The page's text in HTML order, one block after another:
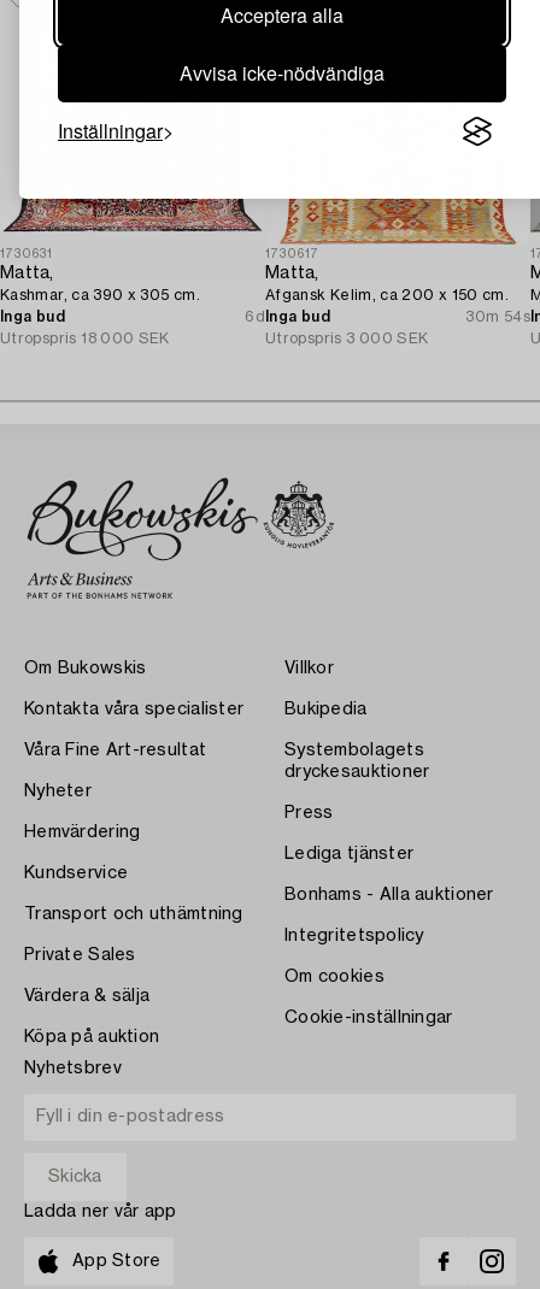
Acceptera alla
Avvisa icke-nödvändiga
Inställningar
1730631
Matta,
Kashmar, ca 390 x 305 cm.
Inga bud
6d
Utropspris 18 000 SEK
1730617
Matta,
Afgansk Kelim, ca 200 x 150 cm.
Inga bud
30m 54s
Utropspris 3 000 SEK
Om Bukowskis
Kontakta våra specialister
Våra Fine Art-resultat
Nyheter
Hemvärdering
Kundservice
Transport och uthämtning
Private Sales
Värdera & sälja
Köpa på auktion
Villkor
Bukipedia
Systembolagets
dryckesauktioner
Press
Lediga tjänster
Bonhams - Alla auktioner
Integritetspolicy
Om cookies
Cookie-inställningar
Nyhetsbrev
Ladda ner vår app
App Store